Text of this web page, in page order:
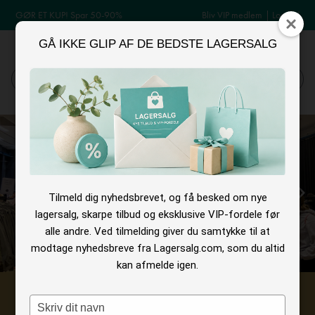
GØR ET KUP! Spar 50-90% Bliv VIP medlem | Log ind
Log ind MENU
VIP FORDEL
GÅ IKKE GLIP AF DE BEDSTE LAGERSALG
Tilmeld dig nyhedsbrevet, og få besked om nye
lagersalg, skarpe tilbud og eksklusive VIP-fordele før
alle andre. Ved tilmelding giver du samtykke til at
modtage nyhedsbreve fra Lagersalg.com, som du altid
kan afmelde igen.
Type